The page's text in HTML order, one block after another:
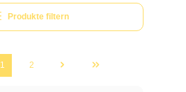
Produkte filtern
1 2